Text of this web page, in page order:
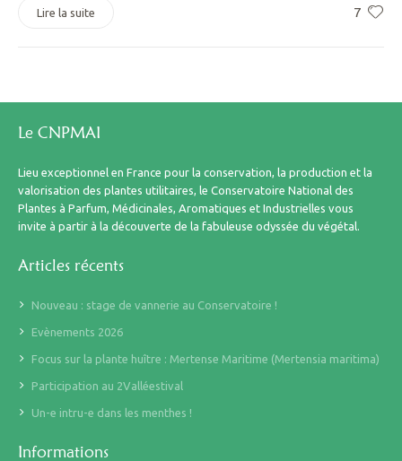
7
Lire la suite
Le CNPMAI
Lieu exceptionnel en France pour la conservation, la production et la
valorisation des plantes utilitaires, le Conservatoire National des
Plantes à Parfum, Médicinales, Aromatiques et Industrielles vous
invite à partir à la découverte de la fabuleuse odyssée du végétal.
Articles récents
Nouveau : stage de vannerie au Conservatoire !
Evènements 2026
Focus sur la plante huître : Mertense Maritime (Mertensia maritima)
Participation au 2Valléestival
Un-e intru-e dans les menthes !
Informations